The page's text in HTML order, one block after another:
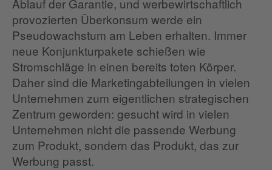
Ablauf der Garantie, und werbewirtschaftlich
provozierten Überkonsum werde ein
Pseudowachstum am Leben erhalten. Immer
neue Konjunkturpakete schießen wie
Stromschläge in einen bereits toten Körper.
Daher sind die Marketingabteilungen in vielen
Unternehmen zum eigentlichen strategischen
Zentrum geworden: gesucht wird in vielen
Unternehmen nicht die passende Werbung
zum Produkt, sondern das Produkt, das zur
Werbung passt.